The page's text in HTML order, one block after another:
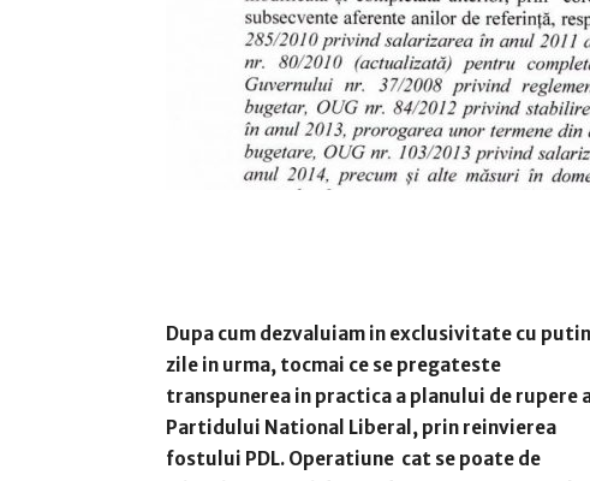
Dupa cum dezvaluiam in exclusivitate cu
zile in urma, tocmai ce se pregateste
transpunerea in practica a planului de rupere
Partidului National Liberal, prin reinvierea
fostului PDL. Operatiune cat se poate de